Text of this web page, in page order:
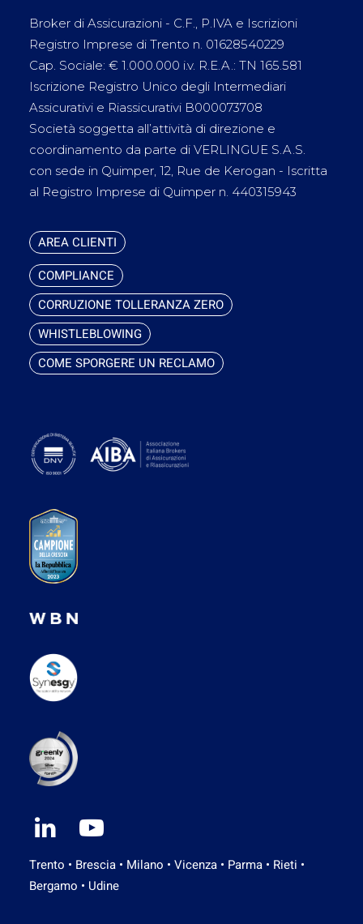
Broker di Assicurazioni - C.F., P.IVA e Iscrizioni
Registro Imprese di Trento n. 01628540229
Cap. Sociale: € 1.000.000 i.v. R.E.A.: TN 165.581
Iscrizione Registro Unico degli Intermediari
Assicurativi e Riassicurativi B000073708
Società soggetta all’attività di direzione e
coordinamento da parte di VERLINGUE S.A.S.
con sede in Quimper, 12, Rue de Kerogan - Iscritta
al Registro Imprese di Quimper n. 440315943
AREA CLIENTI
COMPLIANCE
CORRUZIONE TOLLERANZA ZERO
WHISTLEBLOWING
COME SPORGERE UN RECLAMO
Trento • Brescia • Milano • Vicenza • Parma • Rieti •
Bergamo • Udine